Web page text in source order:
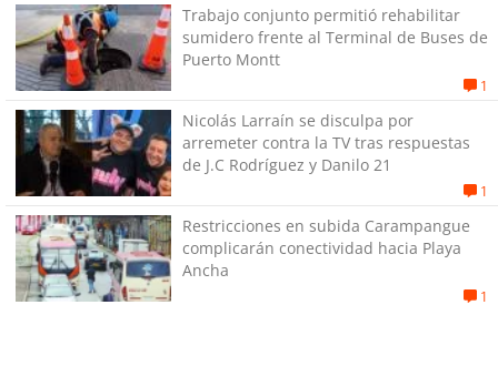
Trabajo conjunto permitió rehabilitar
sumidero frente al Terminal de Buses de
Puerto Montt
1
Nicolás Larraín se disculpa por
arremeter contra la TV tras respuestas
de J.C Rodríguez y Danilo 21
1
Restricciones en subida Carampangue
complicarán conectividad hacia Playa
Ancha
1